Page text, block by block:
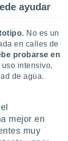
ayudar
No es un
en calles de
probarse en
intensivo,
de agua.
mejor en
muy